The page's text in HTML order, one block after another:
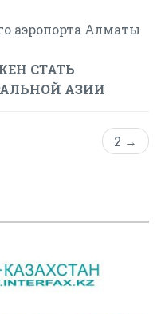
аэропорта Алматы
СТАТЬ
АЗИИ
2 →